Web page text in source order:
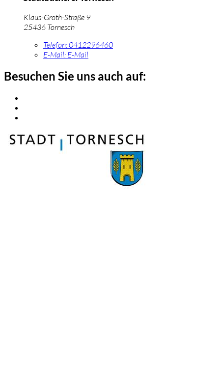
Klaus-Groth-Straße 9
25436 Tornesch
Telefon:0412296460
E-Mail: E-Mail
Besuchen Sie uns auch auf: